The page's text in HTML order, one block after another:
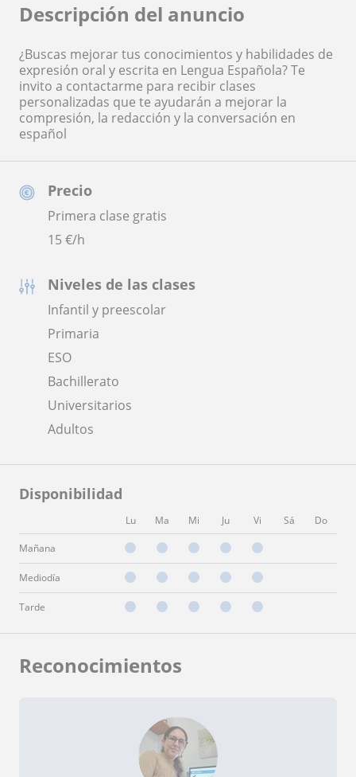
Precio
Primera clase gratis
15€/h
Niveles de las clases
Infantil y preescolar
Primaria
ESO
Bachillerato
Universitarios
Adultos
Disponibilidad
Lu Ma Mi Ju Vi Sá Do
Mañana
Mediodía
Tarde
Descripción del anuncio
¿Buscas mejorar tus conocimientos y habilidades de
expresión oral y escrita en Lengua Española? Te
invito a contactarme para recibir clases
personalizadas que te ayudarán a mejorar la
compresión, la redacción y la conversación en
español
Reconocimientos